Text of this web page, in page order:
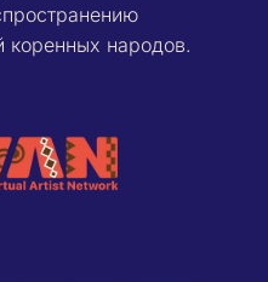
коренных народов.